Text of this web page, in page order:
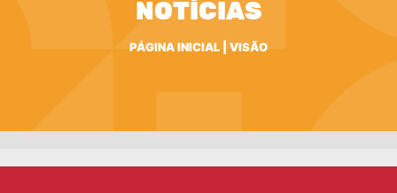
NOTÍCIAS
PÁGINA INICIAL VISÃO